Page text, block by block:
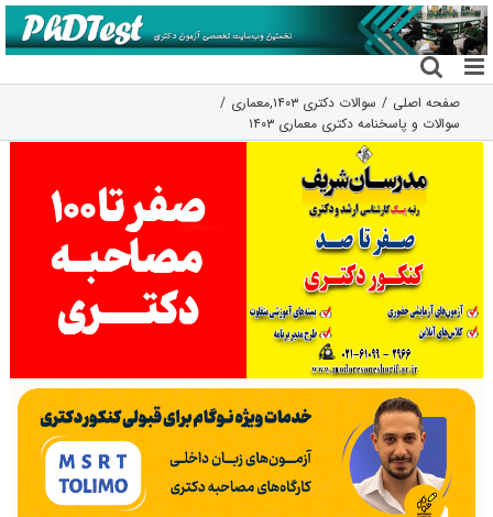
رفتن
به
محتوا
صفحه اصلی سوالات دکتری ۱۴۰۳ ,معماری
سوالات و پاسخنامه دکتری معماری ۱۴۰۳